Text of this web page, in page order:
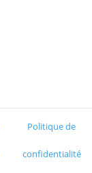
Politique de
confidentialité